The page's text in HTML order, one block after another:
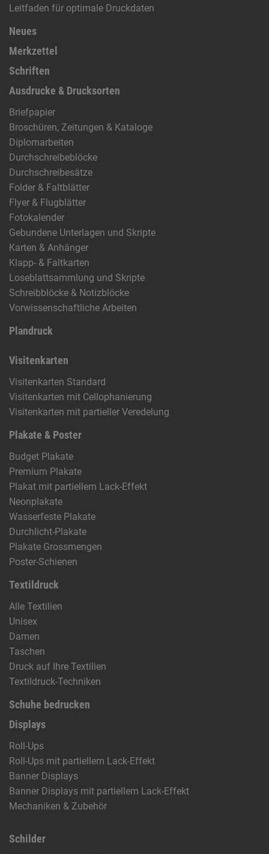
Leitfaden für optimale Druckdaten
Neues
Merkzettel
Schriften
Ausdrucke & Drucksorten
Briefpapier
Broschüren, Zeitungen & Kataloge
Diplomarbeiten
Durchschreibeblöcke
Durchschreibesätze
Folder & Faltblätter
Flyer & Flugblätter
Fotokalender
Gebundene Unterlagen und Skripte
Karten & Anhänger
Klapp- & Faltkarten
Loseblattsammlung und Skripte
Schreibblöcke & Notizblöcke
Vorwissenschaftliche Arbeiten
Plandruck
Visitenkarten
Visitenkarten Standard
Visitenkarten mit Cellophanierung
Visitenkarten mit partieller Veredelung
Plakate & Poster
Budget Plakate
Premium Plakate
Plakat mit partiellem Lack-Effekt
Neonplakate
Wasserfeste Plakate
Durchlicht-Plakate
Plakate Grossmengen
Poster-Schienen
Textildruck
Alle Textilien
Unisex
Damen
Taschen
Druck auf Ihre Textilien
Textildruck-Techniken
Schuhe bedrucken
Displays
Roll-Ups
Roll-Ups mit partiellem Lack-Effekt
Banner Displays
Banner Displays mit partiellem Lack-Effekt
Mechaniken & Zubehör
Schilder